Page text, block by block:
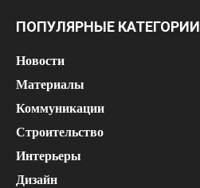
ПОПУЛЯРНЫЕ КАТЕГОРИИ
Новости
Материалы
Коммуникации
Строительство
Интерьеры
Дизайн